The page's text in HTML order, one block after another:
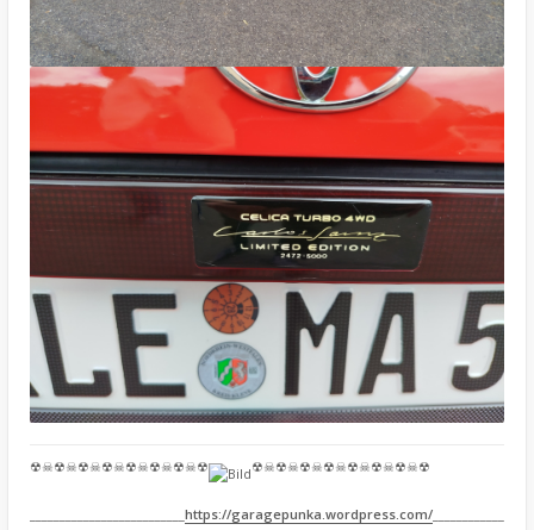
☢☠☢☠☢☠☢☠☢☠☢☠☢☠☢ ☢☠☢☠☢☠☢☠☢☠☢☠☢☠☢
https://garagepunka.wordpress.com/